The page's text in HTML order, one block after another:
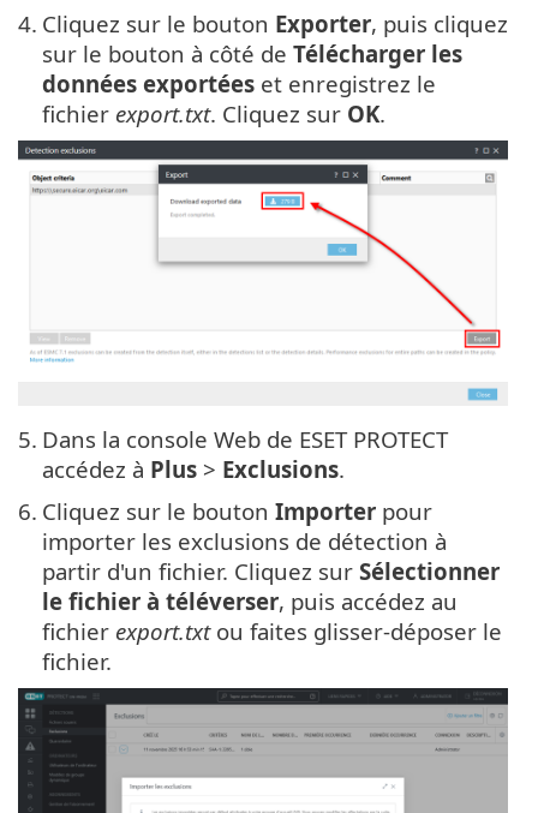
4. Cliquez sur le bouton Exporter, puis cliquez
sur le bouton à côté de Télécharger les
données exportées et enregistrez le
fichier export.txt. Cliquez sur OK.
5. Dans la console Web de ESET PROTECT
accédez à Plus > Exclusions.
6. Cliquez sur le bouton Importer pour
importer les exclusions de détection à
partir d'un fichier. Cliquez sur Sélectionner
le fichier à téléverser, puis accédez au
fichier export.txtou faites glisser-déposer le
fichier.